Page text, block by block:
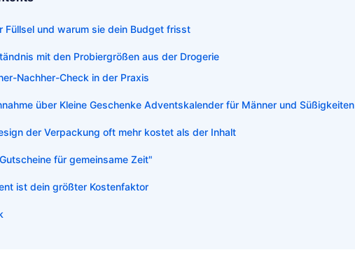
Füllsel und warum sie dein Budget frisst
mit den Probiergrößen aus der Drogerie
Nachher-Check in der Praxis
über Kleine Geschenke Adventskalender für Männer und Süßigkeiten
der Verpackung oft mehr kostet als der Inhalt
für gemeinsame Zeit"
ist dein größter Kostenfaktor